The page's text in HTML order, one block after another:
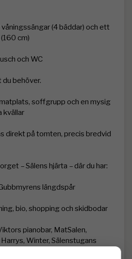
(4 bäddar) och ett
cm)
och WC
du behöver.
soffgrupp och en mysig
kvällar
direkt på tomten, precis bredvid
– Sälens hjärta – där du har:
längdspår
bio, shopping och skidbodar
pianobar, MatSalen,
Winter, Sälenstugans